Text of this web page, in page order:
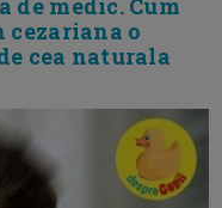
de medic. Cum
cezariana o
cea naturala